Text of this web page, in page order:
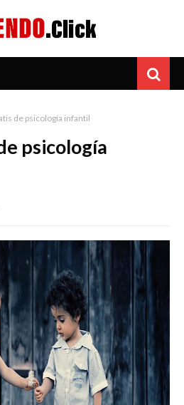
de psicología infantil
psicología